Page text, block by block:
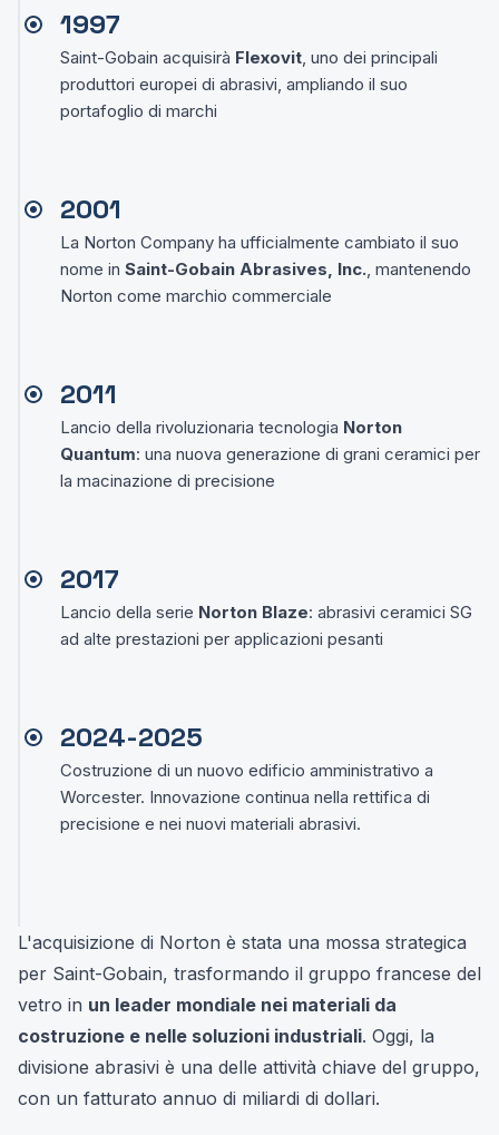
1997
Saint-Gobain acquisirà Flexovit, uno dei principali
produttori europei di abrasivi, ampliando il suo
portafoglio di marchi
2001
La Norton Company ha ufficialmente cambiato il suo
nome in Saint-Gobain Abrasives, Inc., mantenendo
Norton come marchio commerciale
2011
Lancio della rivoluzionaria tecnologia Norton
Quantum: una nuova generazione di grani ceramici per
la macinazione di precisione
2017
Lancio della serie Norton Blaze: abrasivi ceramici SG
ad alte prestazioni per applicazioni pesanti
2024-2025
Costruzione di un nuovo edificio amministrativo a
Worcester. Innovazione continua nella rettifica di
precisione e nei nuovi materiali abrasivi.
L'acquisizione di Norton è stata una mossa strategica
per Saint-Gobain, trasformando il gruppo francese del
vetro in un leader mondiale nei materiali da
costruzione e nelle soluzioni industriali. Oggi, la
divisione abrasivi è una delle attività chiave del gruppo,
con un fatturato annuo di miliardi di dollari.